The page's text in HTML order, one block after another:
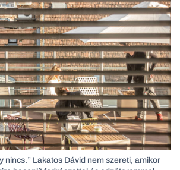
nincs.” Lakatos Dávid nem szereti, amikor